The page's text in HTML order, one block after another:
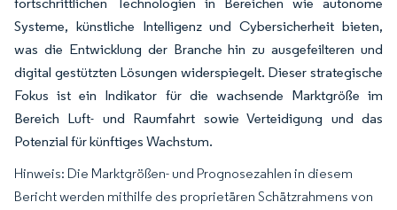
Systeme, künstliche Intelligenz und Cybersicherheit bieten,
was die Entwicklung der Branche hin zu ausgefeilteren und
digital gestützten Lösungen widerspiegelt. Dieser strategische
Fokus ist ein Indikator für die wachsende Marktgröße im
Bereich Luft- und Raumfahrt sowie Verteidigung und das
Potenzial für künftiges Wachstum.
Hinweis: Die Marktgrößen- und Prognosezahlen in diesem
Bericht werden mithilfe des proprietären Schätzrahmens von